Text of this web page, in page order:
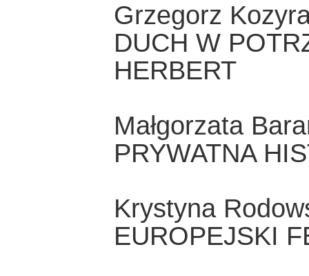
Grzegorz
DUCH W
HERBERT
Małgorzata
PRYWATNA
Krystyna
EUROPEJSKI